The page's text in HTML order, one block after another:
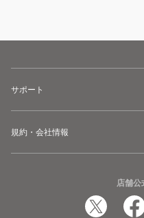
サポート
規約・会社情報
店舗公